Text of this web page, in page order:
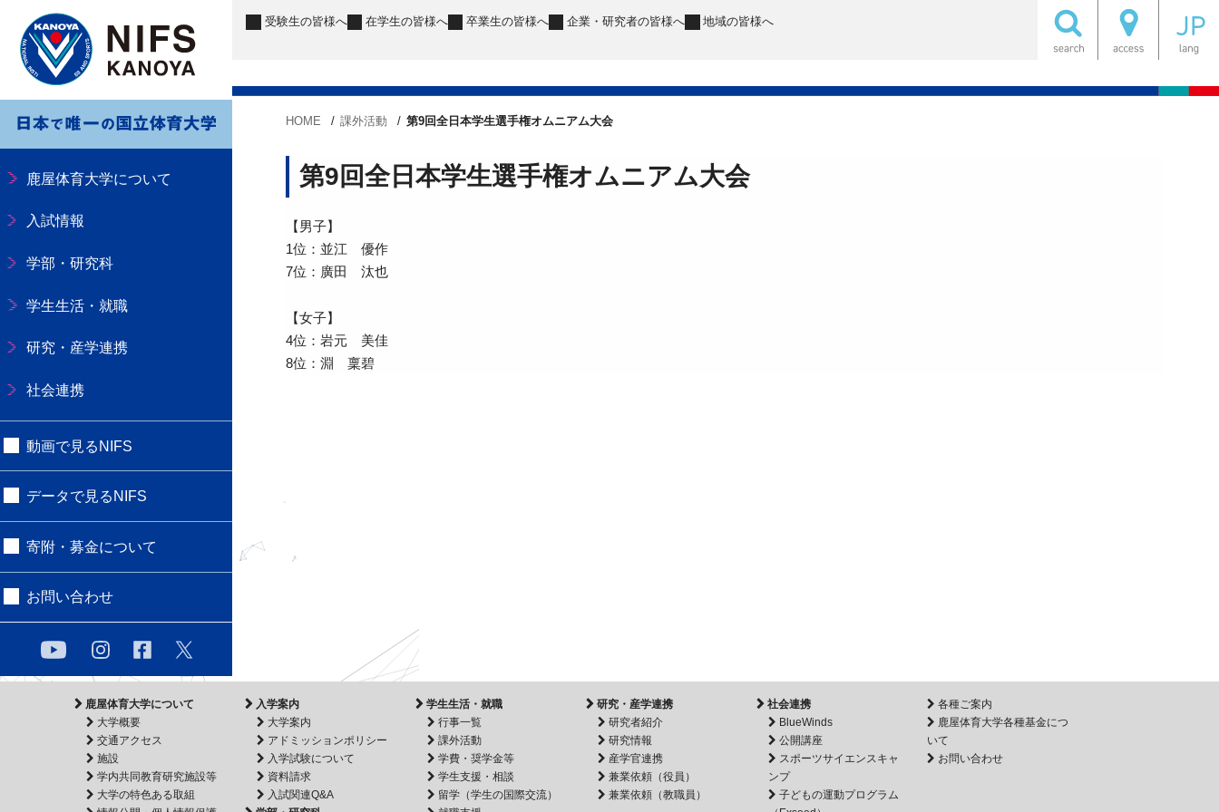
鹿屋体育大学について
入試情報
学部・研究科
学生生活・就職
研究・産学連携
社会連携
動画で見るNIFS
データで見るNIFS
寄附・募金について
お問い合わせ
受験生の皆様へ 在学生の皆様へ 卒業生の皆様へ 企業・研究者の皆様へ 地域の皆様へ
HOME 課外活動 第9回全日本学生選手権オムニアム大会
第9回全日本学生選手権オムニアム大会
【男子】
1位：並江 優作
7位：廣田 汰也
【女子】
4位：岩元 美佳
8位：淵 稟碧
鹿屋体育大学について
大学概要
交通アクセス
施設
学内共同教育研究施設等
大学の特色ある取組
入学案内
大学案内
アドミッションポリシー
入学試験について
資料請求
入試関連Q&A
学生生活・就職
行事一覧
課外活動
学費・奨学金等
学生支援・相談
留学（学生の国際交流）
研究・産学連携
研究者紹介
研究情報
産学官連携
兼業依頼（役員）
兼業依頼（教職員）
社会連携
BlueWinds
公開講座
スポーツサイエンスキャ
ンプ
子どもの運動プログラム
各種ご案内
鹿屋体育大学各種基金につ
いて
お問い合わせ